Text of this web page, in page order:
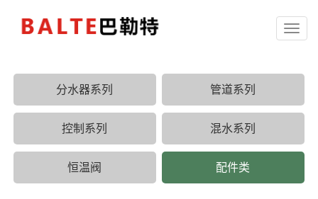
Toggle
分水器系列 管道系列
控制系列 混水系列
恒温阀 配件类